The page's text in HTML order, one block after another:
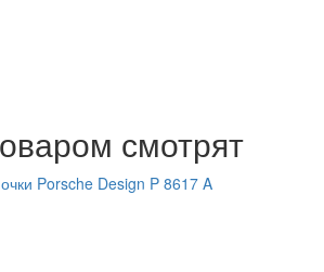
смотрят
Porsche Design P 8617 A